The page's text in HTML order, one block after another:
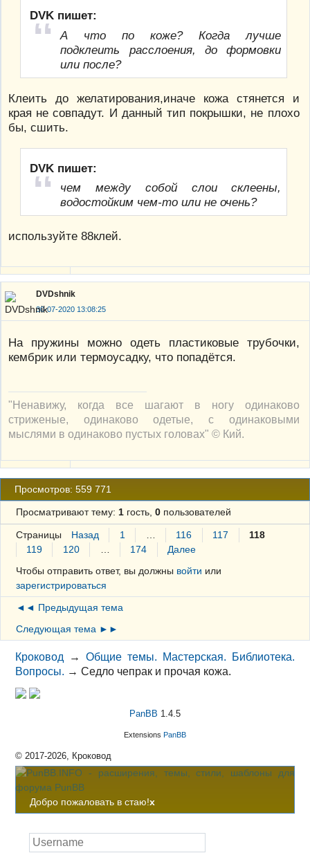
DVK пишет:
А что по коже? Когда лучше
подклеить расслоения, до формовки
или после?
Клеить до желатирования,иначе кожа стянется и
края не совпадут. И данный тип покрышки, не плохо
бы, сшить.
DVK пишет:
чем между собой слои склеены,
водостойким чем-то или не очень?
используйте 88клей.
DVDshnik
30-07-2020 13:08:25
На пружины можно одеть пластиковые трубочки,
кембрик или термоусадку, что попадётся.
"Ненавижу, когда все шагают в ногу одинаково
стриженые, одинаково одетые, с одинаковыми
мыслями в одинаково пустых головах" © Кий.
Просмотров: 559 771
Просматривают тему: 1гость, 0пользователей
Страницы Назад 1 116 117
118
119
120 174
Далее
Чтобы отправить ответ, вы должны войти или
зарегистрироваться
◄◄ Предыдущая тема
Следующая тема ►►
Кроковод →Общие темы. Мастерская. Библиотека.
Вопросы. →Седло чепрак и прочая кожа.
PanBB 1.4.5
Extensions PanBB
© 2017-2026, Кроковод
Добро пожаловать в стаю!x